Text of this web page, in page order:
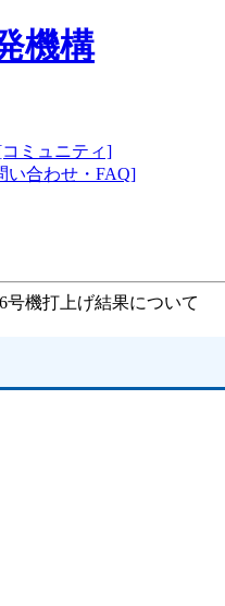
機構
ミュニティ]
い合わせ・FAQ]
号機打上げ結果について